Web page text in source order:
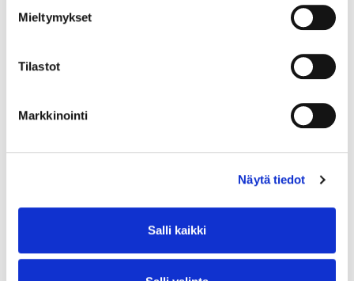
Mieltymykset
Tilastot
Markkinointi
Näytä tiedot
Salli kaikki